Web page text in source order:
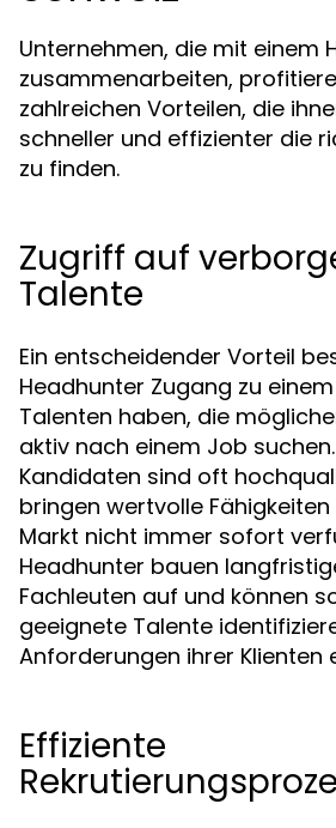
Unternehmen, die mit einem
zusammenarbeiten,
zahlreichen Vorteilen, die
schneller und effizienter die
zu finden.
Zugriff auf
Talente
Ein entscheidender Vorteil
Headhunter Zugang zu
Talenten haben, die
aktiv nach einem Job
Kandidaten sind oft
bringen wertvolle
Markt nicht immer sofort
Headhunter bauen
Fachleuten auf und können
geeignete Talente
Anforderungen ihrer Klienten
Effiziente